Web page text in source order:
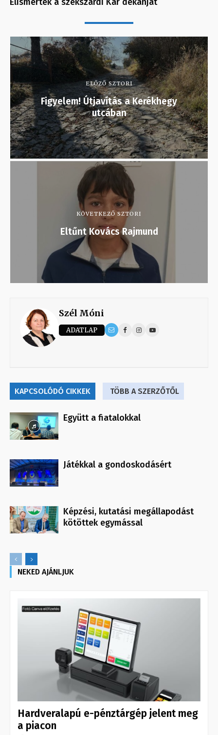
ELŐZŐ SZTORI
Figyelem! Útjavítás a Kerékhegy
utcában
KÖVETKEZŐ SZTORI
Eltűnt Kovács Rajmund
Szél Móni
ADATLAP
KAPCSOLÓDÓ CIKKEK TÖBB A SZERZŐTŐL
Együtt a fiatalokkal
Játékkal a gondoskodásért
Képzési, kutatási megállapodást
kötöttek egymással
NEKED AJÁNLJUK
Hardveralapú e-pénztárgép jelent meg
a piacon